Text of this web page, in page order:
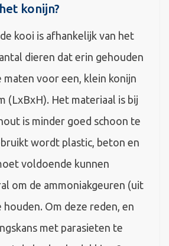
konijn?
kooi is afhankelijk van het
dieren dat erin gehouden
voor een, klein konijn
(LxBxH). Het materiaal is bij
is minder goed schoon te
wordt plastic, beton en
voldoende kunnen
om de ammoniakgeuren (uit
houden. Om deze reden, en
met parasieten te